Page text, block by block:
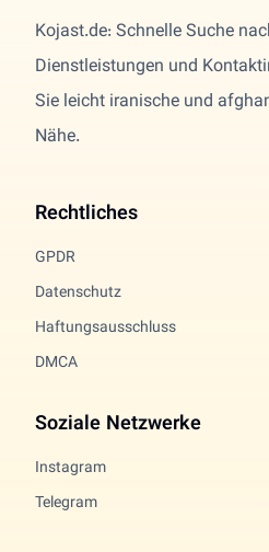
Kojast.de: Schnelle Suche
Dienstleistungen und
Sie leicht iranische und
Nähe.
Rechtliches
GPDR
Datenschutz
Haftungsausschluss
DMCA
Soziale Netzwerke
Instagram
Telegram